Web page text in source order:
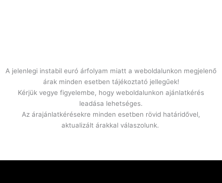
A jelenlegi instabil euró árfolyam miatt a weboldalunkon megjelenő
árak minden esetben tájékoztató jellegűek!
Kérjük vegye figyelembe, hogy weboldalunkon ajánlatkérés
leadása lehetséges.
Az árajánlatkérésekre minden esetben rövid határidővel,
aktualizált árakkal válaszolunk.